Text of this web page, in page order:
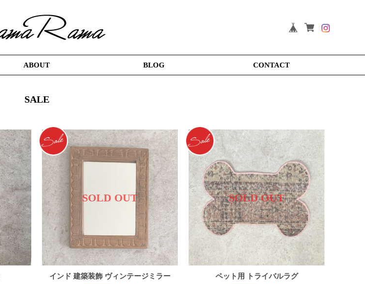
ABOUT BLOG CONTACT
SALE
SOLD OUT
インド 建築装飾 ヴィンテージミラー
SOLD OUT
ペット用 トライバルラグ